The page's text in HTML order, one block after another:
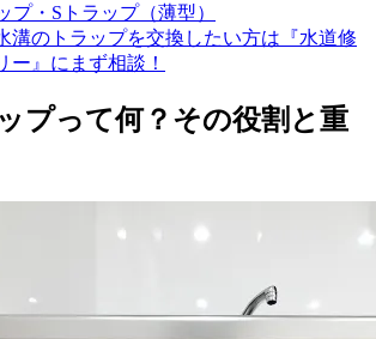
プ・Sトラップ（薄型）
溝のトラップを交換したい方は『水道修
ー』にまず相談！
プって何？その役割と重